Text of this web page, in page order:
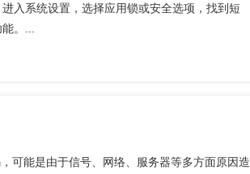
入系统设置，选择应用锁或安全选项，找到短
。...
可能是由于信号、网络、服务器等多方面原因造